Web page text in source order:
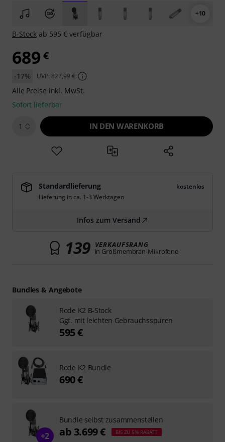
+10
B-Stock ab 595 € verfügbar
689 €
-17% UVP: 827,99 €
Alle Preise inkl. MwSt.
Sofort lieferbar
1 IN DEN WARENKORB
Standardlieferung
kostenlos
Lieferung in ca. 1-3 Werktagen
Infos zum Versand
139 VERKAUFSRANG
in Großmembran-Mikrofone
Bundles & Angebote
Rode K2 B-Stock
Ggf. mit leichten Gebrauchsspuren
595 €
Rode K2 Bundle
690 €
+2
Bundle selbst zusammenstellen
ab 3.699 € BIS ZU 5% RABATT